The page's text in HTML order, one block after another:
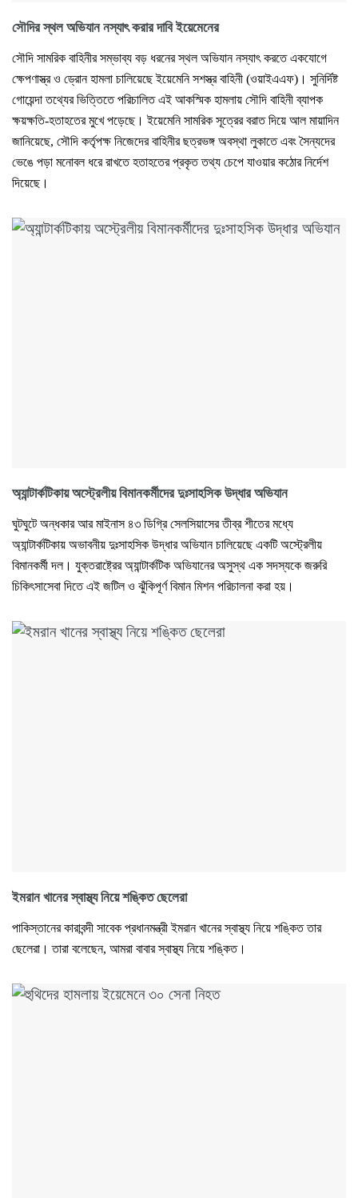
সৌদির স্থল অভিযান নস্যাৎ করার দাবি ইয়েমেনের
সৌদি সামরিক বাহিনীর সম্ভাব্য বড় ধরনের স্থল অভিযান নস্যাৎ করতে একযোগে
ক্ষেপণাস্ত্র ও ড্রোন হামলা চালিয়েছে ইয়েমেনি সশস্ত্র বাহিনী (ওয়াইএএফ)। সুনির্দিষ্ট
গোয়েন্দা তথ্যের ভিত্তিতে পরিচালিত এই আকস্মিক হামলায় সৌদি বাহিনী ব্যাপক
ক্ষয়ক্ষতি-হতাহতের মুখে পড়েছে। ইয়েমেনি সামরিক সূত্রের বরাত দিয়ে আল মায়াদিন
জানিয়েছে, সৌদি কর্তৃপক্ষ নিজেদের বাহিনীর ছত্রভঙ্গ অবস্থা লুকাতে এবং সৈন্যদের
ভেঙে পড়া মনোবল ধরে রাখতে হতাহতের প্রকৃত তথ্য চেপে যাওয়ার কঠোর নির্দেশ
দিয়েছে।
অ্যান্টার্কটিকায় অস্ট্রেলীয় বিমানকর্মীদের দুঃসাহসিক উদ্ধার অভিযান
ঘুটঘুটে অন্ধকার আর মাইনাস ৪৩ ডিগ্রি সেলসিয়াসের তীব্র শীতের মধ্যে
অ্যান্টার্কটিকায় অভাবনীয় দুঃসাহসিক উদ্ধার অভিযান চালিয়েছে একটি অস্ট্রেলীয়
বিমানকর্মী দল। যুক্তরাষ্ট্রের অ্যান্টার্কটিক অভিযানের অসুস্থ এক সদস্যকে জরুরি
চিকিৎসাসেবা দিতে এই জটিল ও ঝুঁকিপূর্ণ বিমান মিশন পরিচালনা করা হয়।
ইমরান খানের স্বাস্থ্য নিয়ে শঙ্কিত ছেলেরা
পাকিস্তানের কারাবন্দী সাবেক প্রধানমন্ত্রী ইমরান খানের স্বাস্থ্য নিয়ে শঙ্কিত তার
ছেলেরা। তারা বলেছেন, আমরা বাবার স্বাস্থ্য নিয়ে শঙ্কিত।